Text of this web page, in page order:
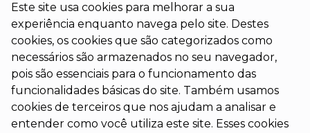
Este site usa cookies para melhorar a sua
experiência enquanto navega pelo site. Destes
cookies, os cookies que são categorizados como
necessários são armazenados no seu navegador,
pois são essenciais para o funcionamento das
funcionalidades básicas do site. Também usamos
cookies de terceiros que nos ajudam a analisar e
entender como você utiliza este site. Esses cookies